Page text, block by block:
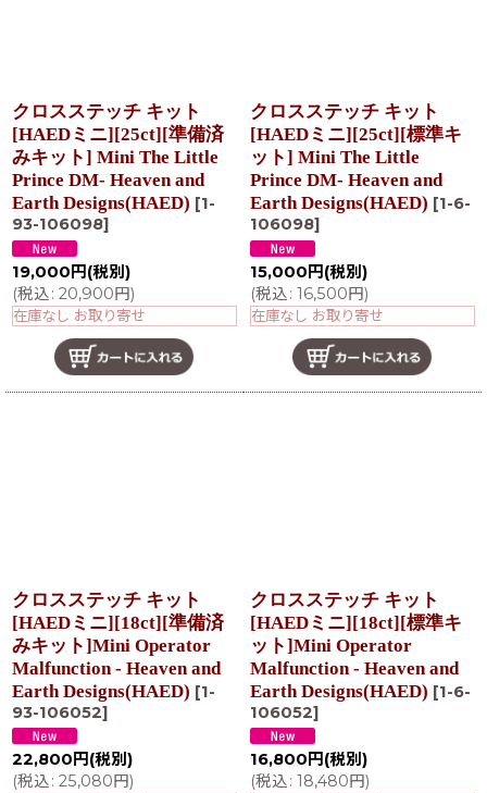
クロスステッチ キット
[HAEDミニ][25ct][準備済
みキット] Mini The Little
Prince DM- Heaven and
Earth Designs(HAED) [1-
93-106098]
19,000 円 (税別)
(税込: 20,900円)
在庫なし お取り寄せ
クロスステッチ キット
[HAEDミニ][25ct][標準キ
ット] Mini The Little
Prince DM- Heaven and
Earth Designs(HAED) [1-6-
106098]
15,000 円 (税別)
(税込: 16,500円)
在庫なし お取り寄せ
クロスステッチ キット
[HAEDミニ][18ct][準備済
みキット]Mini Operator
Malfunction - Heaven and
Earth Designs(HAED) [1-
93-106052]
22,800 円 (税別)
(税込: 25,080円)
クロスステッチ キット
[HAEDミニ][18ct][標準キ
ット]Mini Operator
Malfunction - Heaven and
Earth Designs(HAED) [1-6-
106052]
16,800 円 (税別)
(税込: 18,480円)